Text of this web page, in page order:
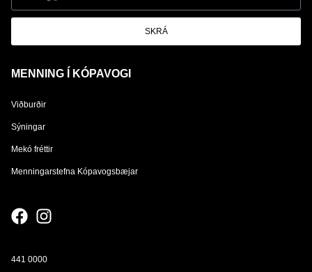
SKRÁ
MENNING Í KÓPAVOGI
Viðburðir
Sýningar
Mekó fréttir
Menningarstefna Kópavogsbæjar
441 0000